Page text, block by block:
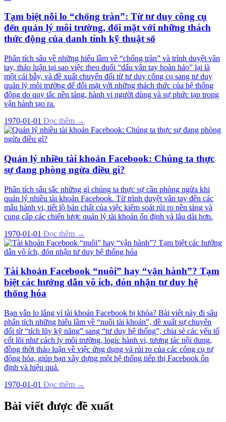
Tạm biệt nỗi lo “chống tràn”: Từ tư duy công cụ
đến quản lý môi trường, đối mặt với những thách
thức động của danh tính kỹ thuật số
Phân tích sâu về những hiểu lầm về “chống tràn” và trình duyệt vân
tay, thảo luận tại sao việc theo đuổi “dấu vân tay hoàn hảo” lại là
một cái bẫy, và đề xuất chuyển đổi từ tư duy công cụ sang tư duy
quản lý môi trường để đối mặt với những thách thức của hệ thống
động do quy tắc nền tảng, hành vi người dùng và sự phức tạp trong
vận hành tạo ra.
1970-01-01 Đọc thêm →
Quản lý nhiều tài khoản Facebook: Chúng ta thực
sự đang phòng ngừa điều gì?
Phân tích sâu sắc những gì chúng ta thực sự cần phòng ngừa khi
quản lý nhiều tài khoản Facebook. Từ trình duyệt vân tay đến các
mẫu hành vi, tiết lộ bản chất của việc kiểm soát rủi ro nền tảng và
cung cấp các chiến lược quản lý tài khoản ổn định và lâu dài hơn.
1970-01-01 Đọc thêm →
Tài khoản Facebook “nuôi” hay “vận hành”? Tạm
biệt các hướng dẫn vô ích, đón nhận tư duy hệ
thống hóa
Bạn vẫn lo lắng vì tài khoản Facebook bị khóa? Bài viết này đi sâu
phân tích những hiểu lầm về “nuôi tài khoản”, đề xuất sự chuyển
đổi từ “tích lũy kỹ năng” sang “tư duy hệ thống”, chia sẻ các yếu tố
cốt lõi như cách ly môi trường, logic hành vi, tương tác nội dung,
đồng thời thảo luận về việc ứng dụng và rủi ro của các công cụ tự
động hóa, giúp bạn xây dựng một hệ thống tiếp thị Facebook ổn
định và hiệu quả.
1970-01-01 Đọc thêm →
Bài viết được đề xuất